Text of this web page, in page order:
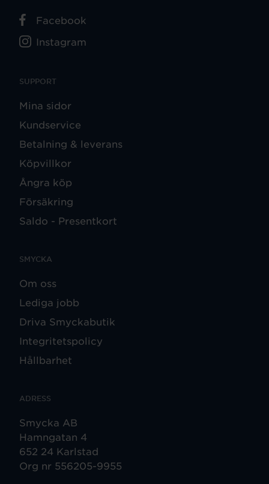
SUPPORT
Mina sidor
Kundservice
Betalning & leverans
Köpvillkor
Ångra köp
Försäkring
Saldo - Presentkort
SMYCKA
Om oss
Lediga jobb
Driva Smyckabutik
Integritetspolicy
Hållbarhet
ADRESS
Smycka AB
Hamngatan 4
652 24 Karlstad
Org nr 556205-9955
Facebook
Instagram